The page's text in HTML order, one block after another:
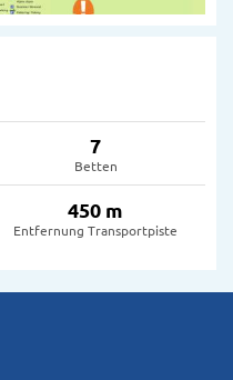
7
Betten
450 m
Entfernung Transportpiste